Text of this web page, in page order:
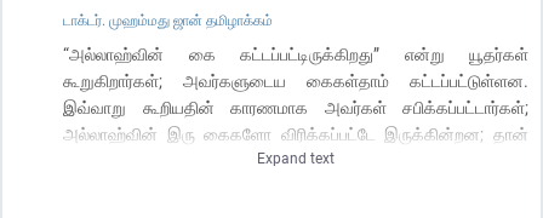
டாக்டர். முஹம்மது ஜான் தமிழாக்கம்
“அல்லாஹ்வின் கை கட்டப்பட்டிருக்கிறது” என்று யூதர்கள்
கூறுகிறார்கள்; அவர்களுடைய கைகள்தாம் கட்டப்பட்டுள்ளன.
இவ்வாறு கூறியதின் காரணமாக அவர்கள் சபிக்கப்பட்டார்கள்;
அல்லாஹ்வின் இரு கைகளோ விரிக்கப்பட்டே இருக்கின்றன; தான்
நாடியவாறு (தன் அருட்கொடைகளை) கொடுக்கிறான்; உம் மீது உம்
Expand text